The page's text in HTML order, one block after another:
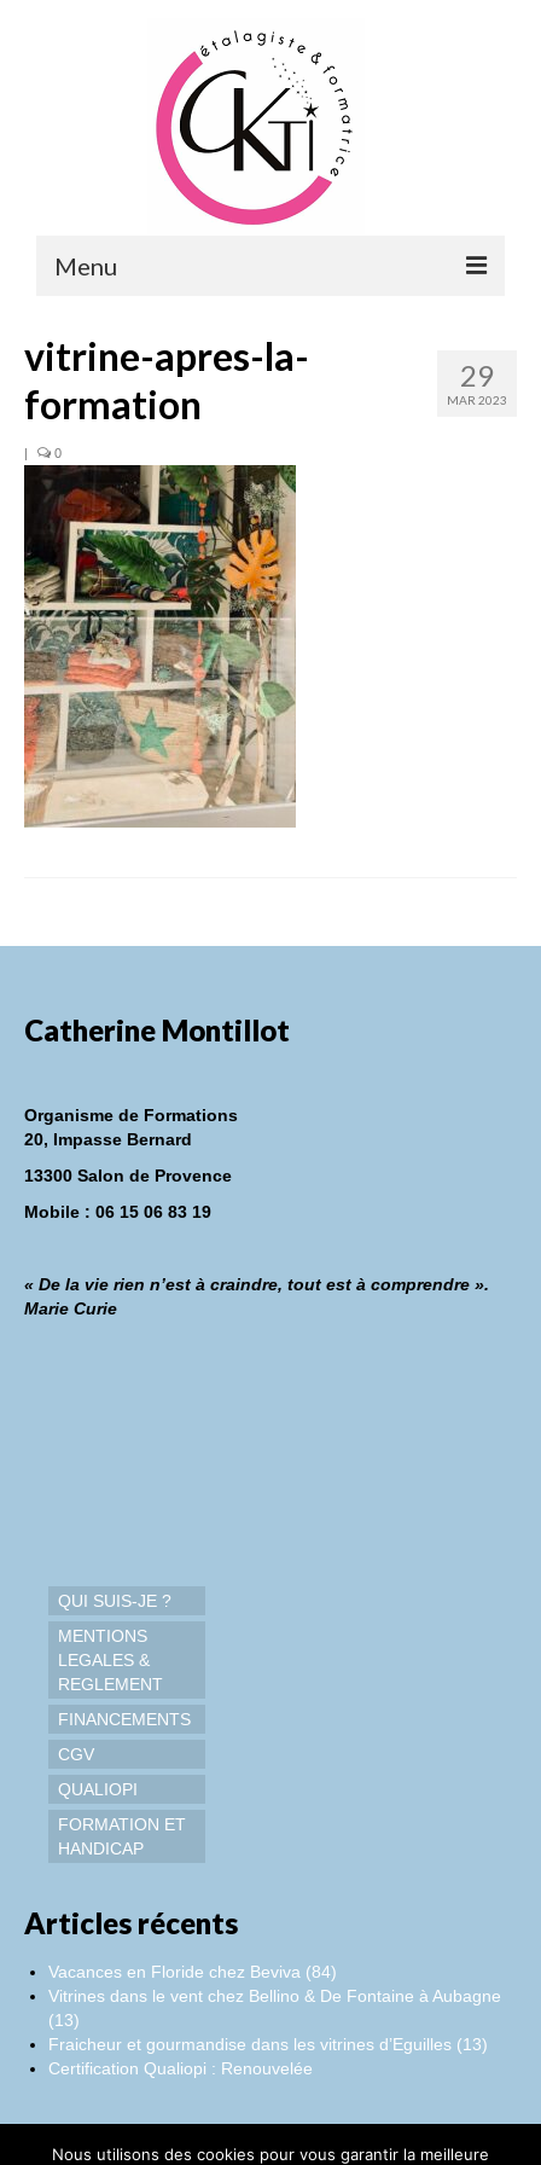
Menu
FORMATIONS
MERCHANDISING & VITRINES
FORMATIONS RH
FORMATIONS DE FORMATEURS
CONSEILS & PRESTATIONS
REALISATIONS
CONTACT
29
MAR 2023
vitrine-apres-la-
formation
| 0
Catherine Montillot
Organisme de Formations
20, Impasse Bernard
13300 Salon de Provence
Mobile : 06 15 06 83 19
« De la vie rien n’est à craindre, tout est à comprendre ».
Marie Curie
QUI SUIS-JE ?
MENTIONS
LEGALES &
REGLEMENT
FINANCEMENTS
CGV
QUALIOPI
FORMATION ET
HANDICAP
Articles récents
Vacances en Floride chez Beviva (84)
Vitrines dans le vent chez Bellino & De Fontaine à Aubagne
(13)
Fraicheur et gourmandise dans les vitrines d’Eguilles (13)
Certification Qualiopi : Renouvelée
Nous utilisons des cookies pour vous garantir la meilleure